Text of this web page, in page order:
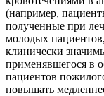
(например,
полученные при
молодых
клинически
применявшегося в
пациентов
повышать